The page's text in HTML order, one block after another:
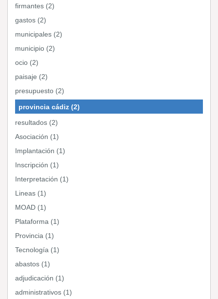
firmantes (2)
gastos (2)
municipales (2)
municipio (2)
ocio (2)
paisaje (2)
presupuesto (2)
provincia cádiz (2)
resultados (2)
Asociación (1)
Implantación (1)
Inscripción (1)
Interpretación (1)
Lineas (1)
MOAD (1)
Plataforma (1)
Provincia (1)
Tecnología (1)
abastos (1)
adjudicación (1)
administrativos (1)